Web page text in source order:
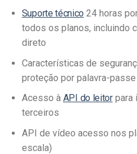
Suporte técnico 24 horas
todos os planos, incluindo
direto
Características de
proteção por palavra-
Acesso à API do leitorpara
terceiros
API de vídeo acesso nos
escala)